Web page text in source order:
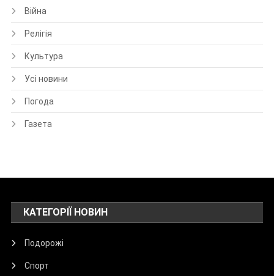
Війна
Релігія
Культура
Усі новини
Погода
Газета
КАТЕГОРІЇ НОВИН
Подорожі
Спорт